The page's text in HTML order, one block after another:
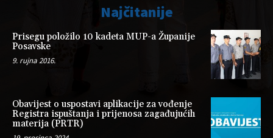
Najčitanije
Prisegu položilo 10 kadeta MUP-a Županije
Posavske
9. rujna 2016.
Obavijest o uspostavi aplikacije za vođenje
Registra ispuštanja i prijenosa zagađujućih
materija (PRTR)